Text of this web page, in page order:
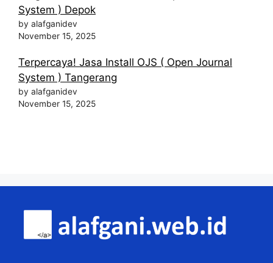
System ) Depok
by alafganidev
November 15, 2025
Terpercaya! Jasa Install OJS ( Open Journal
System ) Tangerang
by alafganidev
November 15, 2025